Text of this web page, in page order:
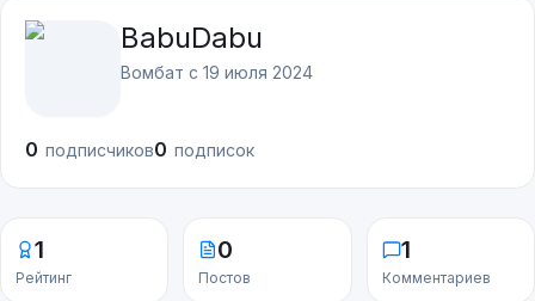
BabuDabu
Вомбат с 19 июля 2024
0 подписчиков0 подписок
1
Рейтинг
0
Постов
1
Комментариев